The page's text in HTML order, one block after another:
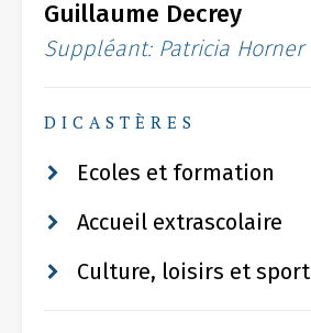
Guillaume Decrey
Suppléant: Patricia Horner
DICASTÈRES
Ecoles et formation
Accueil extrascolaire
Culture, loisirs et sport